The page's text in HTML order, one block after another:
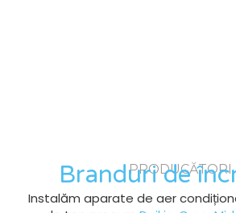
PRODUCĂTORI
Branduri de
Instalăm aparate de aer